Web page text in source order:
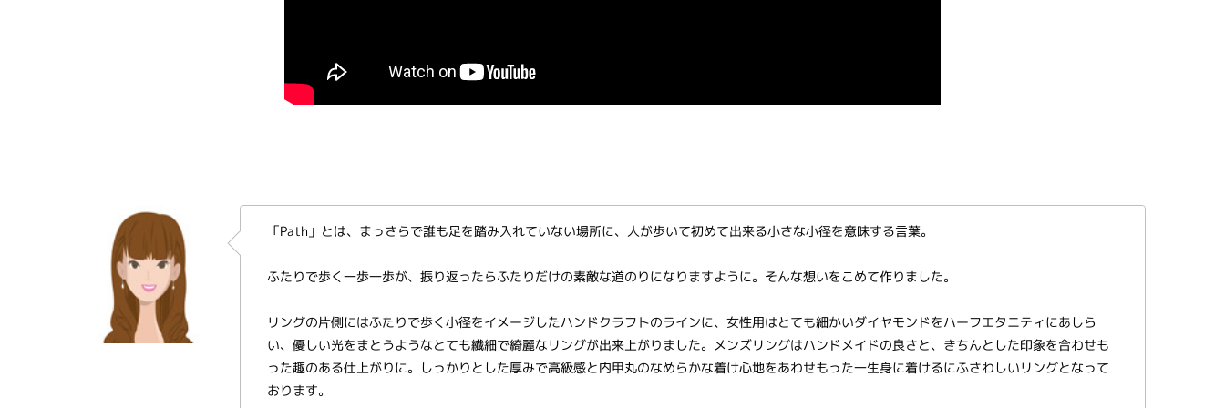
「Path」とは、まっさらで誰も足を踏み入れていない場所に、人が歩いて初めて出来る小さな小径を意味する言葉。
ふたりで歩く一歩一歩が、振り返ったらふたりだけの素敵な道のりになりますように。そんな想いをこめて作りました。
リングの片側にはふたりで歩く小径をイメージしたハンドクラフトのラインに、女性用はとても細かいダイヤモンドをハーフエタニティにあしら
い、優しい光をまとうようなとても繊細で綺麗なリングが出来上がりました。メンズリングはハンドメイドの良さと、きちんとした印象を合わせも
った趣のある仕上がりに。しっかりとした厚みで高級感と内甲丸のなめらかな着け心地をあわせもった一生身に着けるにふさわしいリングとなって
おります。